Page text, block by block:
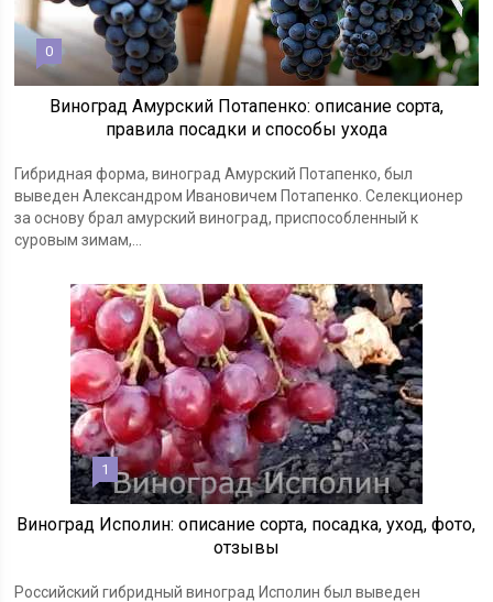
0
Виноград Амурский Потапенко: описание сорта,
правила посадки и способы ухода
Гибридная форма, виноград Амурский Потапенко, был
выведен Александром Ивановичем Потапенко. Селекционер
за основу брал амурский виноград, приспособленный к
суровым зимам,...
1
Виноград Исполин: описание сорта, посадка, уход, фото,
отзывы
Российский гибридный виноград Исполин был выведен